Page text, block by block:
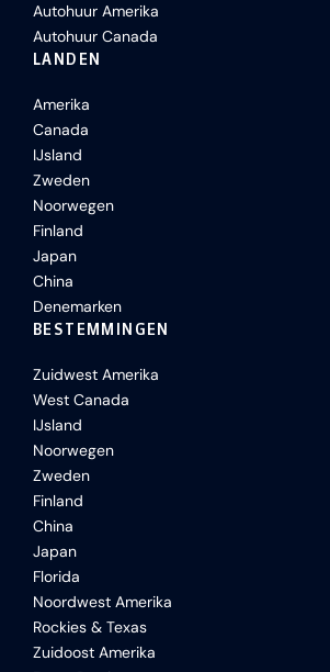
Autohuur Amerika
Autohuur Canada
LANDEN
Amerika
Canada
IJsland
Zweden
Noorwegen
Finland
Japan
China
Denemarken
BESTEMMINGEN
Zuidwest Amerika
West Canada
IJsland
Noorwegen
Zweden
Finland
China
Japan
Florida
Noordwest Amerika
Rockies & Texas
Zuidoost Amerika